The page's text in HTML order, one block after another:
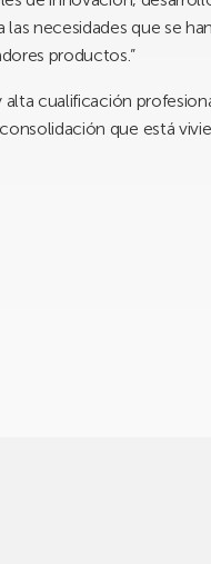
necesidades que se
productos.”
cualificación
que está